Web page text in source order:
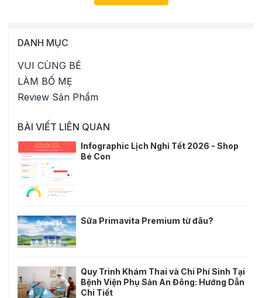
DANH MỤC
VUI CÙNG BÉ
LÀM BỐ MẸ
Review Sản Phẩm
BÀI VIẾT LIÊN QUAN
Infographic Lịch Nghỉ Tết 2026 - Shop
Bé Con
Sữa Primavita Premium từ đâu?
Quy Trình Khám Thai và Chi Phí Sinh Tại
Bệnh Viện Phụ Sản An Đông: Hướng Dẫn
Chi Tiết